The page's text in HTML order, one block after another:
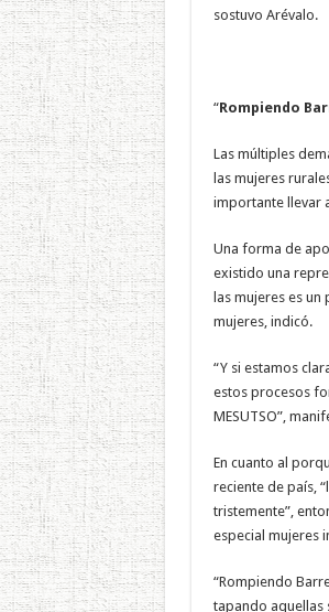
sostuvo Arévalo.
“Rompiendo
Las múltiples
las mujeres
importante llevar
Una forma de
existido una
las mujeres es
mujeres, indicó.
“Y si estamos
estos procesos
MESUTSO”,
En cuanto al
reciente de país,
tristemente”,
especial mujeres
“Rompiendo
tapando aquellas